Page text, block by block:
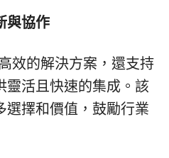
與協作
效的解決方案，還支持
靈活且快速的集成。該
選擇和價值，鼓勵行業